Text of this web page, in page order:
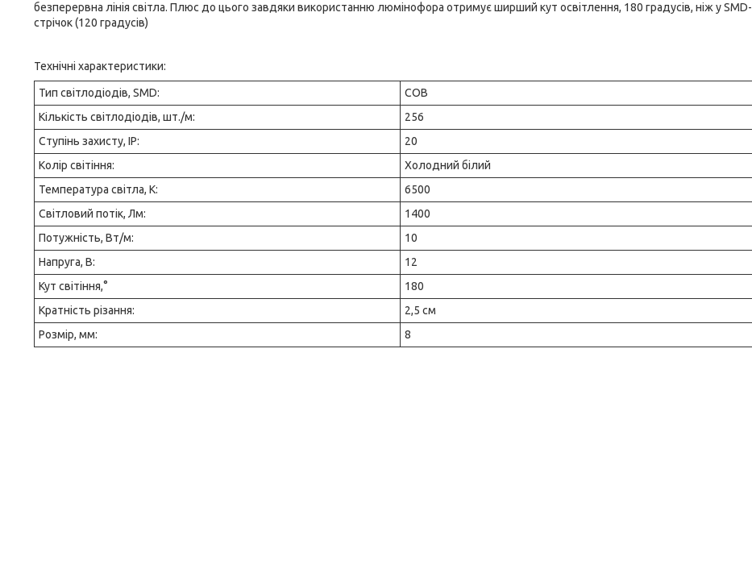
безперервна лінія світла. Плюс до цього завдяки використанню люмінофора отримує ширший кут освітлення, 180 градусів, ніж у SMD-
стрічок (120 градусів)
Технічні характеристики:
Тип світлодіодів, SMD:
COB
Кількість світлодіодів, шт./м:
256
Ступінь захисту, IP:
20
Колір світіння:
Холодний білий
Температура світла, К:
6500
Світловий потік, Лм:
1400
Потужність, Вт/м:
10
Напруга, В:
12
Кут світіння,°
180
Кратність різання:
2,5 см
Розмір, мм:
8